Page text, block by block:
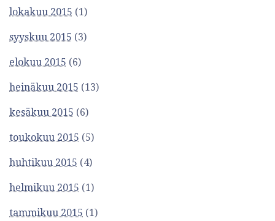
lokakuu 2015 (1)
syyskuu 2015 (3)
elokuu 2015 (6)
heinäkuu 2015 (13)
kesäkuu 2015 (6)
toukokuu 2015 (5)
huhtikuu 2015 (4)
helmikuu 2015 (1)
tammikuu 2015 (1)